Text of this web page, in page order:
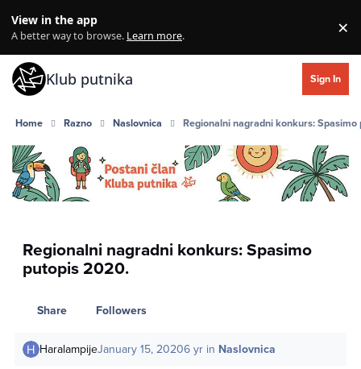
View in the app
A better way to browse. Learn more. ×
Klub putnika Sign In
Home Razno Naslovnica Regionalni nagradni konkurs:
Regionalni nagradni konkurs: Spasimo
putopis 2020.
Share Followers
HaralampijeJanuary 15, 20206 yr in Naslovnica